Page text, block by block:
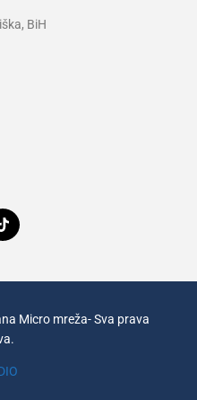
BiH
Micro mreža- Sva prava